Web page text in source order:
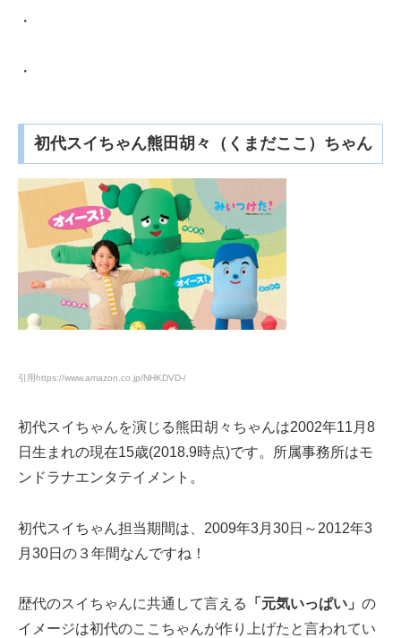
・
・
初代スイちゃん熊田胡々（くまだここ）ちゃん
引用https://www.amazon.co.jp/NHKDVD-/
初代スイちゃんを演じる熊田胡々ちゃんは2002年11月8
日生まれの現在15歳(2018.9時点)です。所属事務所はモ
ンドラナエンタテイメント。
初代スイちゃん担当期間は、2009年3月30日～2012年3
月30日の３年間なんですね！
歴代のスイちゃんに共通して言える 「元気いっぱい」 の
イメージは初代のここちゃんが作り上げたと言われてい